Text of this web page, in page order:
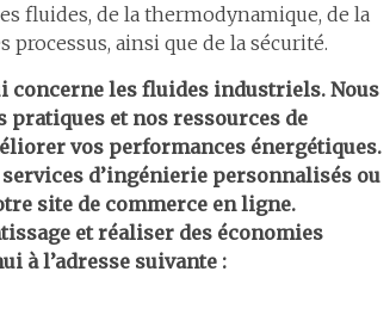
fluides, de la thermodynamique, de la
ainsi que de la sécurité.
concerne les fluides industriels. Nous
pratiques et nos ressources de
vos performances énergétiques.
d’ingénierie personnalisés ou
site de commerce en ligne.
et réaliser des économies
à l’adresse suivante :